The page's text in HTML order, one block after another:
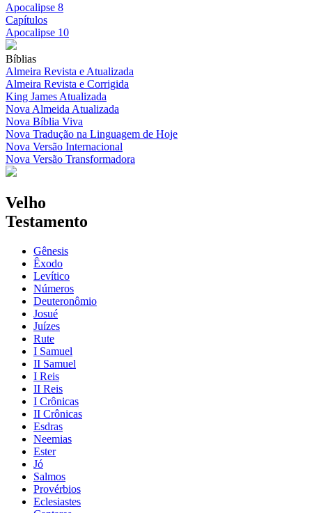
Apocalipse 8
Capítulos
Apocalipse 10
Bíblias
Almeira Revista e Atualizada
Almeira Revista e Corrigida
King James Atualizada
Nova Almeida Atualizada
Nova Bíblia Viva
Nova Tradução na Linguagem de Hoje
Nova Versão Internacional
Nova Versão Transformadora
Velho
Testamento
Gênesis
Êxodo
Levítico
Números
Deuteronômio
Josué
Juízes
Rute
I Samuel
II Samuel
I Reis
II Reis
I Crônicas
II Crônicas
Esdras
Neemias
Ester
Jó
Salmos
Provérbios
Eclesiastes